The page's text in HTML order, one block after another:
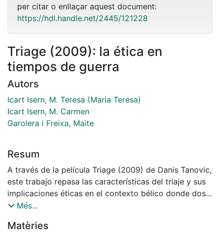
per citar o enllaçar aquest document:
https://hdl.handle.net/2445/121228
Triage (2009): la ética en
tiempos de guerra
Autors
Icart Isern, M. Teresa (Maria Teresa)
Icart Isern, M. Carmen
Garolera i Freixa, Maite
Resum
A través de la película Triage (2009) de Danis Tanovic,
este trabajo repasa las características del triaje y sus
implicaciones éticas en el contexto bélico donde dos
fotorreporteros intentan documentar la crueldad de la
realiza el Dr Talzani plantea la conveniencia de la
Més...
Matèries